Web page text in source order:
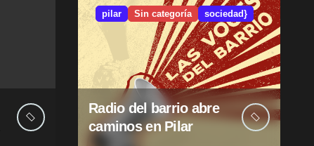
pilar Sin categoría sociedad}
Radio del barrio abre
caminos en Pilar